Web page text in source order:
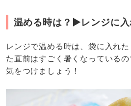
温める時は？▶︎レンジに入
レンジで温める時は、袋に入れ
た直前はすごく暑くなっている
気をつけましょう！